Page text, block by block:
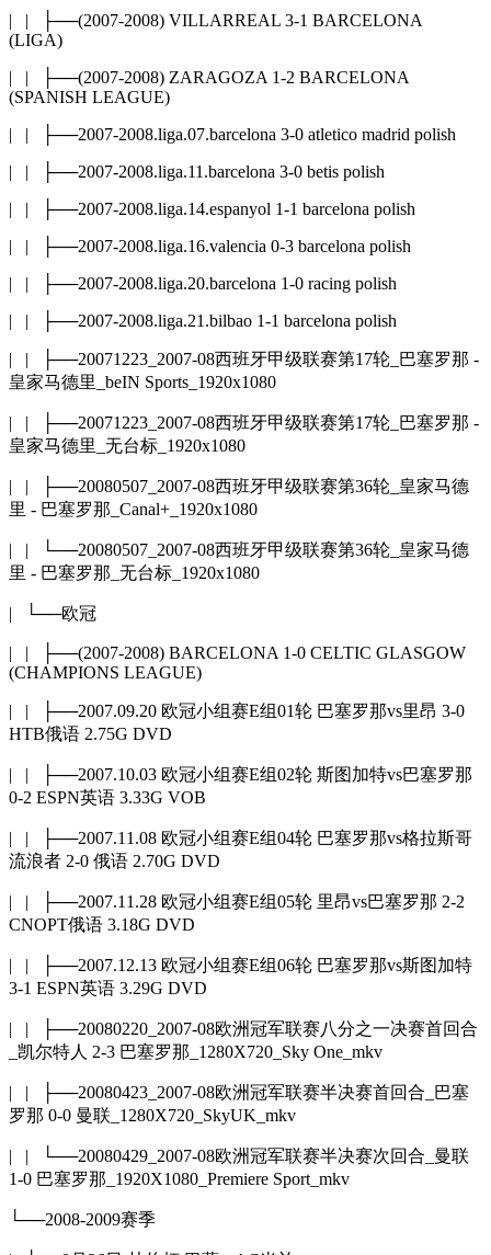
| | ├──(2007-2008) VILLARREAL 3-1 BARCELONA
(LIGA)
| | ├──(2007-2008) ZARAGOZA 1-2 BARCELONA
(SPANISH LEAGUE)
| | ├──2007-2008.liga.07.barcelona 3-0 atletico madrid polish
| | ├──2007-2008.liga.11.barcelona 3-0 betis polish
| | ├──2007-2008.liga.14.espanyol 1-1 barcelona polish
| | ├──2007-2008.liga.16.valencia 0-3 barcelona polish
| | ├──2007-2008.liga.20.barcelona 1-0 racing polish
| | ├──2007-2008.liga.21.bilbao 1-1 barcelona polish
| | ├──20071223_2007-08西班牙甲级联赛第17轮_巴塞罗那 -
皇家马德里_beIN Sports_1920x1080
| | ├──20071223_2007-08西班牙甲级联赛第17轮_巴塞罗那 -
皇家马德里_无台标_1920x1080
| | ├──20080507_2007-08西班牙甲级联赛第36轮_皇家马德
里 - 巴塞罗那_Canal+_1920x1080
| | └──20080507_2007-08西班牙甲级联赛第36轮_皇家马德
里 - 巴塞罗那_无台标_1920x1080
| └──欧冠
| | ├──(2007-2008) BARCELONA 1-0 CELTIC GLASGOW
(CHAMPIONS LEAGUE)
| | ├──2007.09.20 欧冠小组赛E组01轮 巴塞罗那vs里昂 3-0
HTB俄语 2.75G DVD
| | ├──2007.10.03 欧冠小组赛E组02轮 斯图加特vs巴塞罗那
0-2 ESPN英语 3.33G VOB
| | ├──2007.11.08 欧冠小组赛E组04轮 巴塞罗那vs格拉斯哥
流浪者 2-0 俄语 2.70G DVD
| | ├──2007.11.28 欧冠小组赛E组05轮 里昂vs巴塞罗那 2-2
CNOPT俄语 3.18G DVD
| | ├──2007.12.13 欧冠小组赛E组06轮 巴塞罗那vs斯图加特
3-1 ESPN英语 3.29G DVD
| | ├──20080220_2007-08欧洲冠军联赛八分之一决赛首回合
_凯尔特人 2-3 巴塞罗那_1280X720_Sky One_mkv
| | ├──20080423_2007-08欧洲冠军联赛半决赛首回合_巴塞
罗那 0-0 曼联_1280X720_SkyUK_mkv
| | └──20080429_2007-08欧洲冠军联赛半决赛次回合_曼联
1-0 巴塞罗那_1920X1080_Premiere Sport_mkv
└──2008-2009赛季